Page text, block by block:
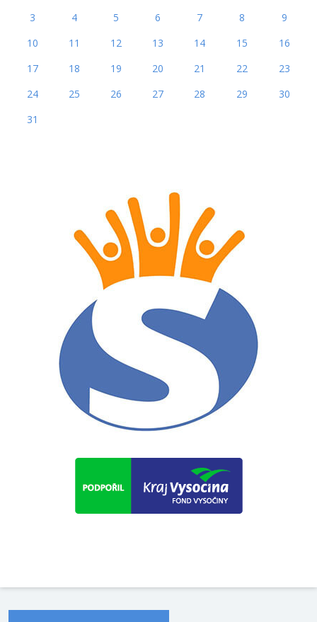
3
4 5 6 7 8
9
10
11 12 13 14 15
16
17
18 19 20 21 22
23
24
25 26 27 28 29
30
31